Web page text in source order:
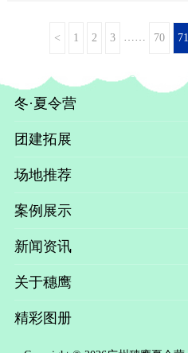
< 1 2 3 70 71
冬·夏令营
团建拓展
场地推荐
案例展示
新闻资讯
关于穗鹰
精彩图册